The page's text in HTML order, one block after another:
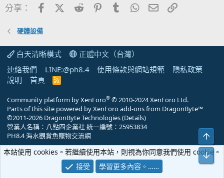
分享： FacebookX (Twitter)
Reddit PinterestTumblrWhatsApp電子郵件
硬體設備
白天清晰模式
正體中文（台灣）
連絡我們
LINE:@ph8.4 使用條款與網站規範
隱私政策
說明
首頁
R
Community platform by XenForo® © 2010-2024 XenForo Ltd.
Parts of this site powered byXenForo add-ons from DragonByte™
©2011-2026 DragonByte Technologies(Details)
營業人名稱：八點四企業社 統一編號：25953834
PH8.4 海水觀賞魚寵物交流網
本站使用 cookies。若繼續使用本站，則視為你同意我們使用 cookie。
接受
學習更多內容。……
上方
下方